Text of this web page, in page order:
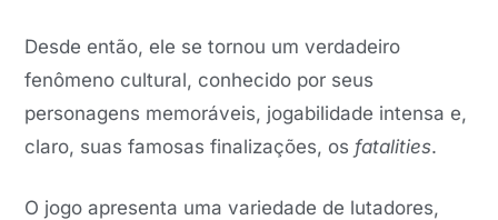
Desde então, ele se tornou um verdadeiro
fenômeno cultural, conhecido por seus
personagens memoráveis, jogabilidade intensa e,
claro, suas famosas finalizações, osfatalities.
O jogo apresenta uma variedade de lutadores,